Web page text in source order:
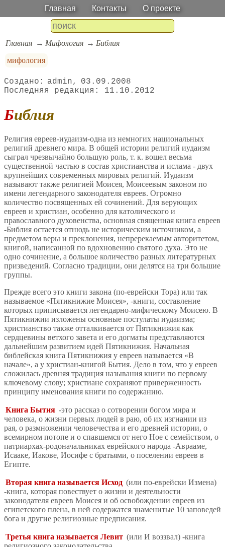
Главная Контакты О проекте
Главная Мифология
Библия
мифология
admin
03.09.2008
11.10.2012
Библия
Религия евреев-иудаизм-одна из немногих национальных
религий древнего мира. В общей истории религий иудаизм
сыграл чрезвычайно большую роль, т. к. вошел весьма
существенной частью в состав христианства и ислама - двух
крупнейших современных мировых религий. Иудаизм
называют также религией Моисея, Моисеевым законом по
имени легендарного законодателя евреев. Огромно
количество посвященных ей сочинений. Для верующих
евреев и христиан, особенно для католического и
православного духовенства, основная священная книга евреев
-Библия остается отнюдь не историческим источником, а
предметом веры и преклонения, непререкаемым авторитетом,
книгой, написанной по вдохновению святого духа. Это не
одно сочинение, а большое количество разных литературных
призведений. Согласно традиции, они делятся на три большие
группы.
Прежде всего это книги закона (по-еврейски Тора) или так
называемое «Пятикнижие Моисея», -книги, составление
которых приписывается легендарно-мифическому Моисею. В
Пятикнижии изложены основные постулаты иудаизма;
христианство также отталкивается от Пятикнижия как
сердцевины ветхого завета и его догматы представляются
дальнейшим развитием идей Пятикнижия. Начальная
библейская книга Пятикнижия у евреев называется «В
начале», а у христиан-книгой Бытия. Дело в том, что у евреев
сложилась древняя традиция называния книги по первому
ключевому слову; христиане сохраняют приверженность
принципу именования книги по содержанию.
Книга Бытия -это рассказ о сотворении богом мира и
человека, о жизни первых людей в раю, об их изгнании из
рая, о размножении человечества и его древней истории, о
всемирном потопе и о спавшемся от него Ное с семейством, о
патриархах-родоначальниках еврейского народа -Аврааме,
Исааке, Иакове, Иосифе с братьями, о поселении евреев в
Египте.
Вторая книга называется Исход (или по-еврейски Измена)
-книга, которая повествует о жизни и деятельности
законодателя евреев Моисея и об освобождении евреев из
египетского плена, в ней содержатся знаменитые 10 заповедей
бога и другие религиозные предписания.
Третья книга называется Левит (или И воззвал) -книга